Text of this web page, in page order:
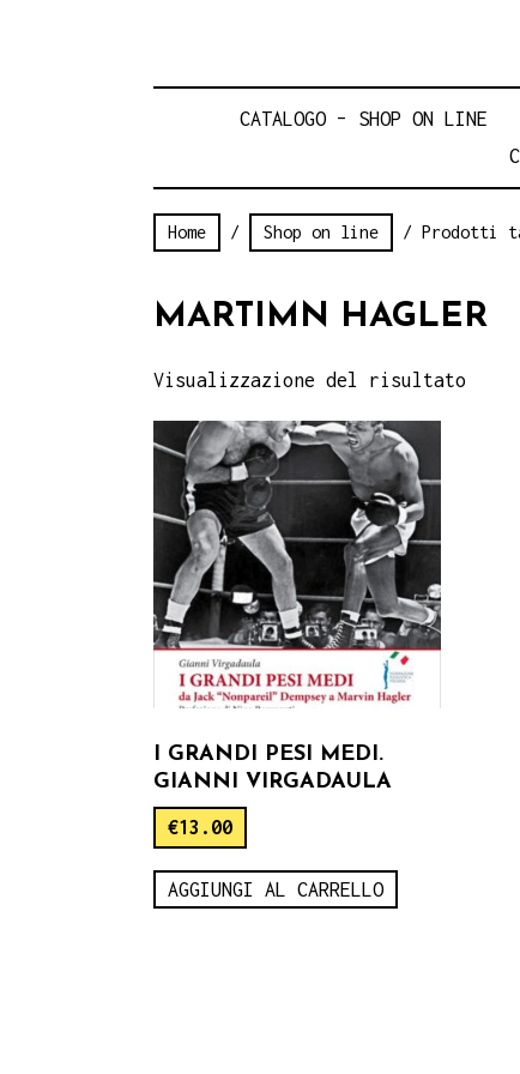
CATALOGO – SHOP ON LINE
Home / Shop on line / Prodotti
MARTIMN HAGLER
Visualizzazione del risultato
I GRANDI PESI MEDI.
GIANNI VIRGADAULA
€13.00
AGGIUNGI AL CARRELLO